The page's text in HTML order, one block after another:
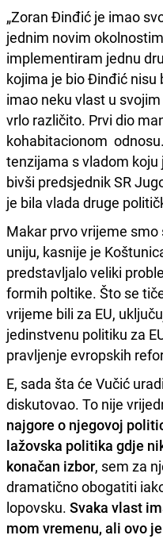
„Zoran Đinđić je imao
jednim novim
implementiram jednu
kojima je bio Đinđić nisu
imao neku vlast u
vrlo različito. Prvi dio
kohabitacionom
tenzijama s vladom koju
bivši predsjednik SR
je bila vlada druge
Makar prvo vrijeme smo
uniju, kasnije je
predstavljalo veliki
formih poltike. Što se
vrijeme bili za EU,
jedinstvenu politiku za
pravljenje evropskih
E, sada šta će Vučić
diskutovao. To nije
najgore o njegovoj
lažovska politika gdje
konačan izbor, sem za
dramatično obogatiti
lopovsku. Svaka vlast
mom vremenu, ali ovo